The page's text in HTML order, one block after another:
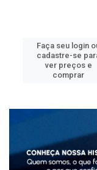
Faça seu login
cadastre-se
ver preços e
comprar